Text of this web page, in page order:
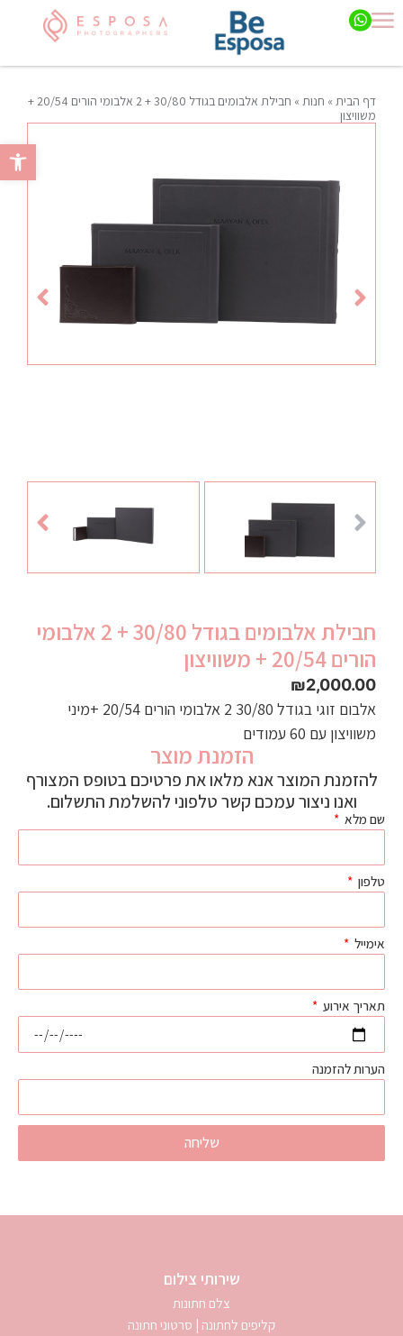
פתח
אלבומי הורים 20/54 + משוויצון
דף הבית» חנות»
חבילת אלבומים בגודל 30/80 + 2 אלבומי הורים 20/54 +
משוויצון
חבילת אלבומים בגודל 30/80 + 2 אלבומי
הורים 20/54 + משוויצון
₪2,000.00
אלבום זוגי בגודל 30/80 2 אלבומי הורים 20/54 +מיני
משוויצון עם 60 עמודים
הזמנת מוצר
להזמנת המוצר אנא מלאו את פרטיכם בטופס המצורף
ואנו ניצור עמכם קשר טלפוני להשלמת התשלום.
שם מלא
טלפון
אימייל
תאריך אירוע
הערות להזמנה
שליחה
שירותי צילום
צלם חתונות
קליפים לחתונה | סרטוני חתונה